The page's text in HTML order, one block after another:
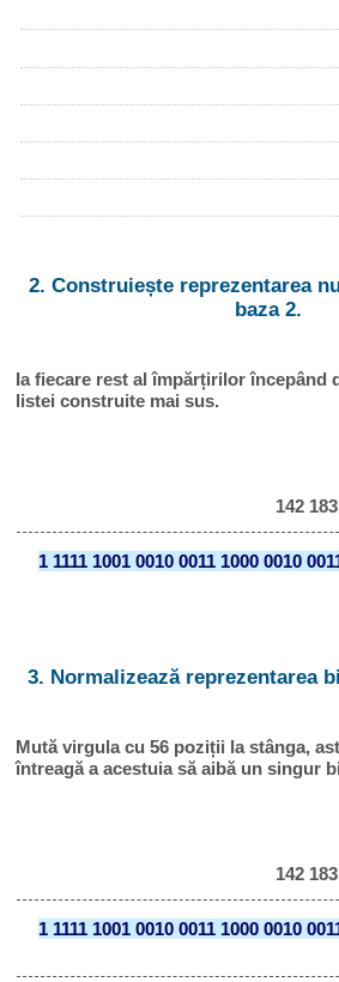
2. Construiește reprezentarea
baza 2.
Ia fiecare rest al împărțirilor începând
listei construite mai sus.
142
1 1111 1001 0010 0011 1000 0010
3. Normalizează reprezentarea
Mută virgula cu 56 poziții la stânga,
întreagă a acestuia să aibă un singur
142
1 1111 1001 0010 0011 1000 0010